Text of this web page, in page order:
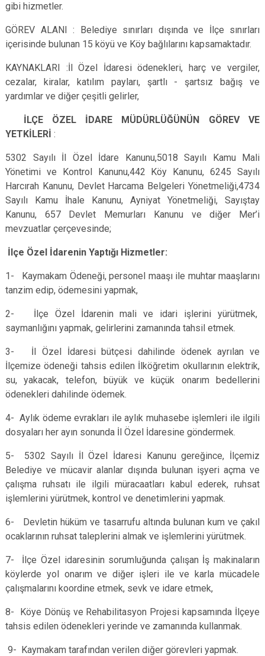
gibi hizmetler.
GÖREV ALANI : Belediye sınırları dışında ve İlçe sınırları
içerisinde bulunan 15 köyü ve Köy bağlılarını kapsamaktadır.
KAYNAKLARI :İl Özel İdaresi ödenekleri, harç ve vergiler,
cezalar, kiralar, katılım payları, şartlı - şartsız bağış ve
yardımlar ve diğer çeşitli gelirler,
İLÇE ÖZEL İDARE MÜDÜRLÜĞÜNÜN GÖREV VE
YETKİLERİ :
5302 Sayılı İl Özel İdare Kanunu,5018 Sayılı Kamu Mali
Yönetimi ve Kontrol Kanunu,442 Köy Kanunu, 6245 Sayılı
Harcırah Kanunu, Devlet Harcama Belgeleri Yönetmeliği,4734
Sayılı Kamu İhale Kanunu, Ayniyat Yönetmeliği, Sayıştay
Kanunu, 657 Devlet Memurları Kanunu ve diğer Mer’i
mevzuatlar çerçevesinde;
İlçe Özel İdarenin Yaptığı Hizmetler:
1- Kaymakam Ödeneği, personel maaşı ile muhtar maaşlarını
tanzim edip, ödemesini yapmak,
2- İlçe Özel İdarenin mali ve idari işlerini yürütmek,
saymanlığını yapmak, gelirlerini zamanında tahsil etmek.
3- İl Özel İdaresi bütçesi dahilinde ödenek ayrılan ve
İlçemize ödeneği tahsis edilen İlköğretim okullarının elektrik,
su, yakacak, telefon, büyük ve küçük onarım bedellerini
ödenekleri dahilinde ödemek.
4- Aylık ödeme evrakları ile aylık muhasebe işlemleri ile ilgili
dosyaları her ayın sonunda İl Özel İdaresine göndermek.
5- 5302 Sayılı İl Özel İdaresi Kanunu gereğince, İlçemiz
Belediye ve mücavir alanlar dışında bulunan işyeri açma ve
çalışma ruhsatı ile ilgili müracaatları kabul ederek, ruhsat
işlemlerini yürütmek, kontrol ve denetimlerini yapmak.
6- Devletin hüküm ve tasarrufu altında bulunan kum ve çakıl
ocaklarının ruhsat taleplerini almak ve işlemlerini yürütmek.
7- İlçe Özel idaresinin sorumluğunda çalışan İş makinaların
köylerde yol onarım ve diğer işleri ile ve karla mücadele
çalışmalarını koordine etmek, sevk ve idare etmek,
8- Köye Dönüş ve Rehabilitasyon Projesi kapsamında İlçeye
tahsis edilen ödenekleri yerinde ve zamanında kullanmak.
9- Kaymakam tarafından verilen diğer görevleri yapmak.